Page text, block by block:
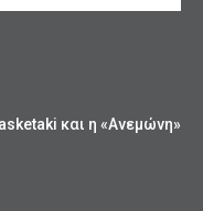
και η «Ανεμώνη»